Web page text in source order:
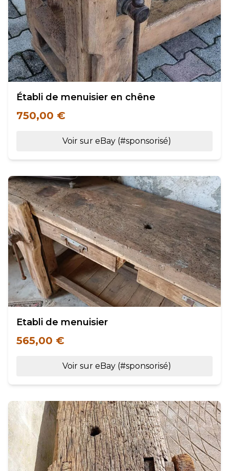
Établi de menuisier en chêne
750,00 €
Voir sur eBay (#sponsorisé)
Etabli de menuisier
565,00 €
Voir sur eBay (#sponsorisé)